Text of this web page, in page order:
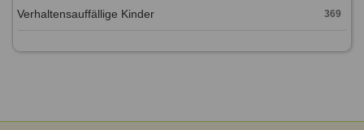
Verhaltensauffällige Kinder 369